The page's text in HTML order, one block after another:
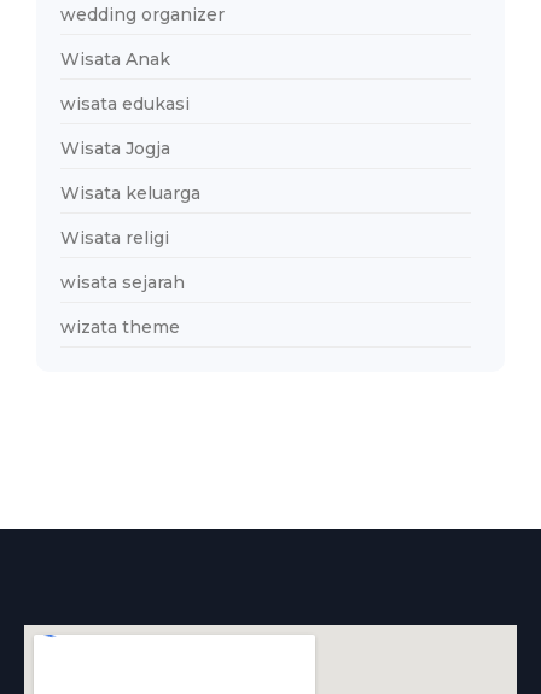
wedding organizer
Wisata Anak
wisata edukasi
Wisata Jogja
Wisata keluarga
Wisata religi
wisata sejarah
wizata theme